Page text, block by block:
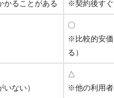
ることがある
※契約後す
〇
※比較的安価
る）
ない）
△
※他の利用